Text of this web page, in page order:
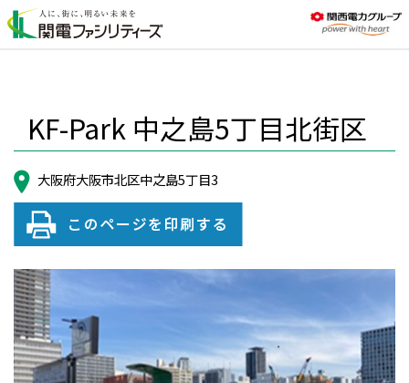
KF-Park 中之島5丁目北街区
大阪府大阪市北区中之島5丁目3